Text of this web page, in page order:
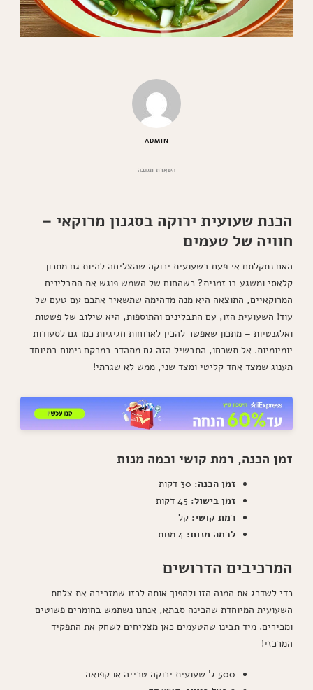
ADMIN
השארת תגובהבנושא
שכדאי
הכנת שעועית ירוקה בסגנון מרוקאי –
חוויה של טעמים
האם נתקלתם אי פעם בשעועית ירוקה שהצליחה להיות גם מתכון
קלאסי ומשגע בו זמנית? כשהחום של השמש פוגש את התבלינים
המרוקאיים, התוצאה היא מנה מדהימה שתשאיר אתכם עם טעם של
עוד! השעועית הזו, עם התבלינים והתוספות, היא שילוב של פשטות
ואלגנטיות – מתכון שאפשר להכין לארוחות חגיגיות כמו גם לסעודות
יומיומיות. אל תשכחו, התבשיל הזה גם מתהדר במרקם נימוח במיוחד –
תענוג שמצד אחד קליטי ומצד שני, ממש לא שגרתי!
זמן הכנה, רמת קושי וכמה מנות
זמן הכנה:
זמן בישול:
רמת קושי: קל
לכמה מנות:
המרכיבים הדרושים
כדי לשדרג את המנה הזו ולהפוך אותה לכזו שמזכירה את צלחת
השעועית המיוחדת שהכינה סבתא, אנחנו נשתמש בחומרים פשוטים
ומכירים. מיד תבינו שהטעמים כאן מצליחים לשחק את התפקיד
המרכזי!
500 ג' שעועית ירוקה טרייה או קפואה